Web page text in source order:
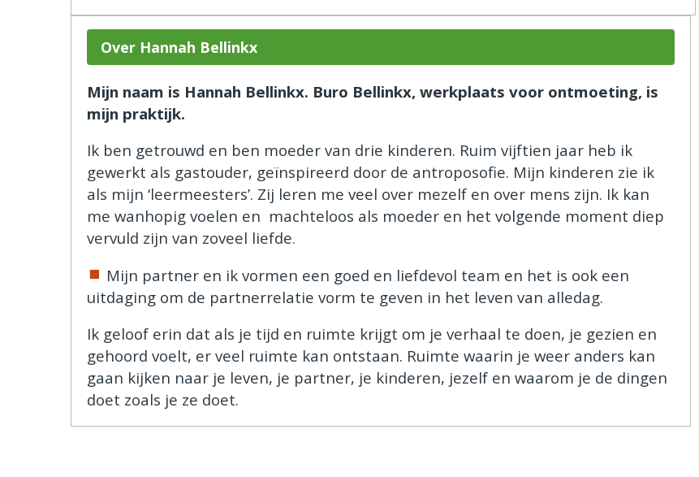
Over Hannah Bellinkx
Mijn naam is Hannah Bellinkx. Buro Bellinkx, werkplaats voor ontmoeting, is
mijn praktijk.
Ik ben getrouwd en ben moeder van drie kinderen. Ruim vijftien jaar heb ik
gewerkt als gastouder, geïnspireerd door de antroposofie. Mijn kinderen zie ik
als mijn ‘leermeesters’. Zij leren me veel over mezelf en over mens zijn. Ik kan
me wanhopig voelen en machteloos als moeder en het volgende moment diep
vervuld zijn van zoveel liefde.
Mijn partner en ik vormen een goed en liefdevol team en het is ook een
uitdaging om de partnerrelatie vorm te geven in het leven van alledag.
Ik geloof erin dat als je tijd en ruimte krijgt om je verhaal te doen, je gezien en
gehoord voelt, er veel ruimte kan ontstaan. Ruimte waarin je weer anders kan
gaan kijken naar je leven, je partner, je kinderen, jezelf en waarom je de dingen
doet zoals je ze doet.